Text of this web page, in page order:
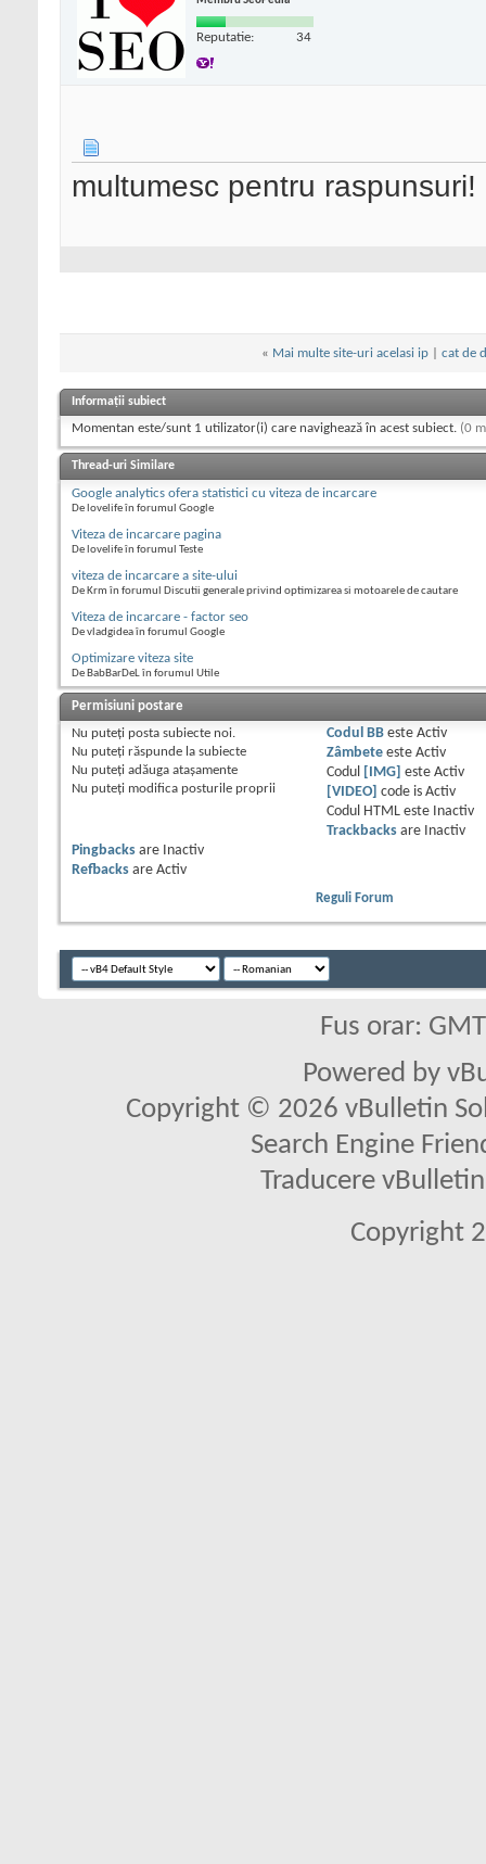
Reputatie: 34
multumesc pentru raspunsuri!
« Mai multe site-uri acelasi ip cat de
Informații subiect
Momentan este/sunt 1 utilizator(i) care navighează în acest subiect. (0
Thread-uri Similare
Google analytics ofera statistici cu viteza de incarcare
De lovelife în forumul Google
Viteza de incarcare pagina
De lovelife în forumul Teste
viteza de incarcare a site-ului
De Krm în forumul Discutii generale privind optimizarea si motoarele de cautare
Viteza de incarcare - factor seo
De vladgidea în forumul Google
Optimizare viteza site
De BabBarDeL în forumul Utile
Permisiuni postare
Nu puteţi posta subiecte noi.
Nu puteţi răspunde la subiecte
Nu puteţi adăuga ataşamente
Nu puteţi modifica posturile proprii
Codul BBeste Activ
Zâmbeteeste Activ
Codul
[IMG] este Activ
[VIDEO]
code is Activ
Codul HTML este
Inactiv
Trackbacksare
Inactiv
Pingbacks are
Inactiv
Refbacks are Activ
Reguli Forum
Fus orar:
Powered by
Copyright © 2026 vBulletin
Search Engine
Traducere
Copyright